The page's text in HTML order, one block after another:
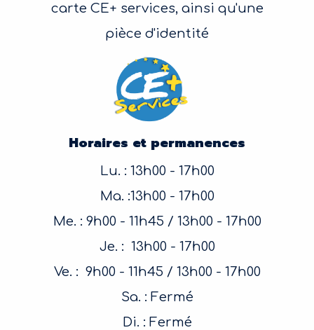
carte CE+ services, ainsi qu'une
pièce d'identité
Horaires et permanences
Lu. : 13h00 - 17h00
Ma. :13h00 - 17h00
Me. : 9h00 - 11h45 / 13h00 - 17h00
Je. : 13h00 - 17h00
Ve. : 9h00 - 11h45 / 13h00 - 17h00
Sa. : Fermé
Di. : Fermé